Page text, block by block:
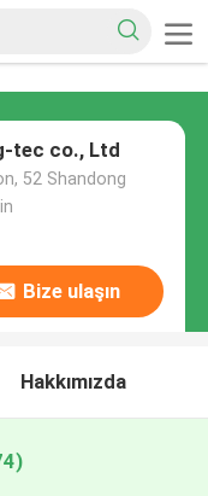
tec co., Ltd
52 Shandong
Bize ulaşın
Hakkımızda